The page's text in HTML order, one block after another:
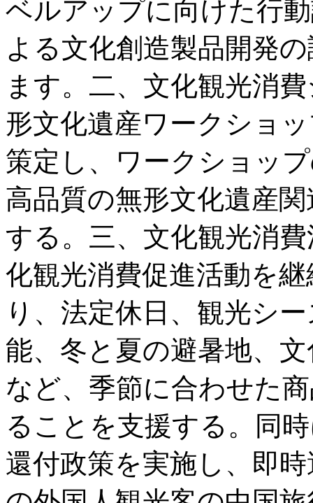
ベルアップに向けた行
よる文化創造製品開発
ます。二、文化観光消
形文化遺産ワークショ
策定し、ワークショッ
高品質の無形文化遺産
する。三、文化観光消
化観光消費促進活動を
り、法定休日、観光シ
能、冬と夏の避暑地、
など、季節に合わせた
ることを支援する。同
還付政策を実施し、即